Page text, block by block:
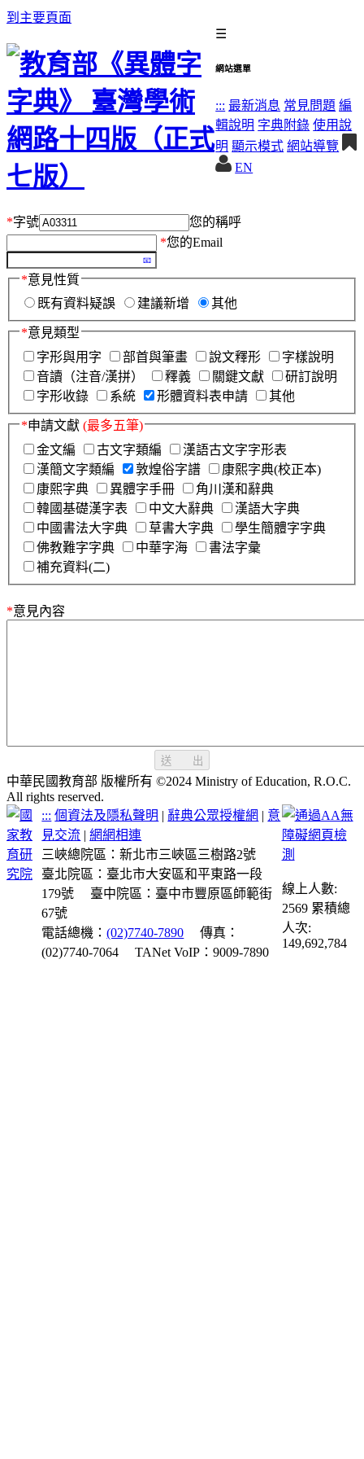
到主要頁面
☰
網站選單
::: 最新消息 常見問題 編
輯說明 字典附錄 使用說
明 顯示模式 網站導覽
EN
*字號
您的稱呼
*您的Email
*意見性質
既有資料疑誤
建議新增 其他
*意見類型
字形與用字
部首與筆畫 說文釋形
字樣說明
音讀（注音/漢拼）
釋義 關鍵文獻
研訂說明
字形收錄
系統 形體資料表申請 其他
*申請文獻 (最多五筆)
金文編
古文字類編
漢語古文字字形表
漢簡文字類編
敦煌俗字譜
康熙字典(校正本)
康熙字典
異體字手冊
角川漢和辭典
韓國基礎漢字表
中文大辭典
漢語大字典
中國書法大字典
草書大字典
學生簡體字字典
佛教難字字典
中華字海
書法字彙
補充資料(二)
*意見內容
送 出
中華民國教育部 版權所有 ©2024 Ministry of Education, R.O.C.
All rights reserved.
::: 個資法及隱私聲明 | 辭典公眾授權網 | 意
見交流 |網網相連
三峽總院區：新北市三峽區三樹路2號
臺北院區：臺北市大安區和平東路一段
179號
臺中院區：臺中市豐原區師範街
67號
電話總機：(02)7740-7890
傳真：
(02)7740-7064
TANet VoIP：9009-7890
線上人數:
2569 累積總
人次:
149,692,784